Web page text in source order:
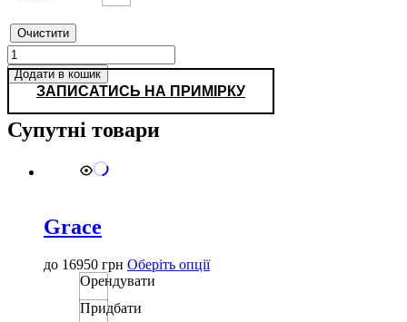
Очистити
Crystals
кількість
Додати в кошик
ЗАПИСАТИСЬ НА ПРИМІРКУ
Супутні товари
Grace
до 16950 грн Оберіть опціїЦей
Орендувати
Придбати